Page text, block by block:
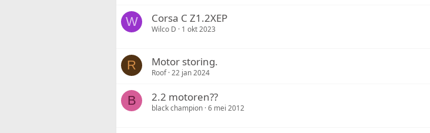
W Corsa C Z1.2XEP
Wilco D 1 okt 2023
R Motor storing.
Roof 22 jan 2024
B 2.2 motoren??
black champion 6 mei 2012